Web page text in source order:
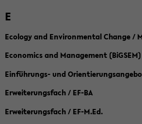
E
Ecology and Environmental Change /
Economics and Management
Einführungs- und
Erweiterungsfach / EF-BA
Erweiterungsfach / EF-M.Ed.